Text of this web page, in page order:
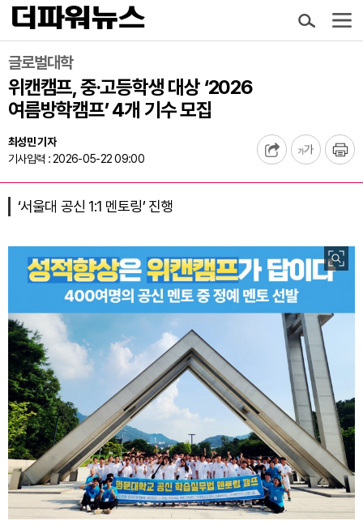
글로벌대학
위캔캠프, 중·고등학생 대상 ‘2026
여름방학캠프’ 4개 기수 모집
최성민 기자
기사입력 : 2026-05-22 09:00
‘서울대 공신 1:1 멘토링’ 진행